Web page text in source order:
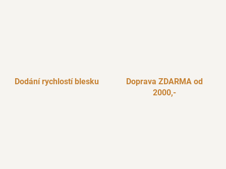
Dodání rychlostí blesku
Doprava ZDARMA od
2000,-